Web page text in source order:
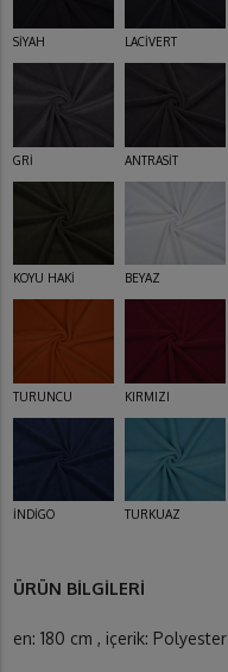
SİYAH LACİVERT
GRİ ANTRASİT
KOYU HAKİ BEYAZ
TURUNCU KIRMIZI
İNDİGO TURKUAZ
ÜRÜN BİLGİLERİ
en: 180 cm , içerik: Polyester